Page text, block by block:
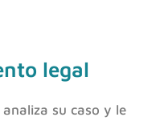
legal
su caso y le